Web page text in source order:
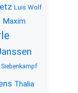
Luis Wolf
Maxim
Siebenkampf
Thalia